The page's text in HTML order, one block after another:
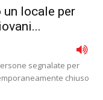
locale per
segnalate per
chiuso